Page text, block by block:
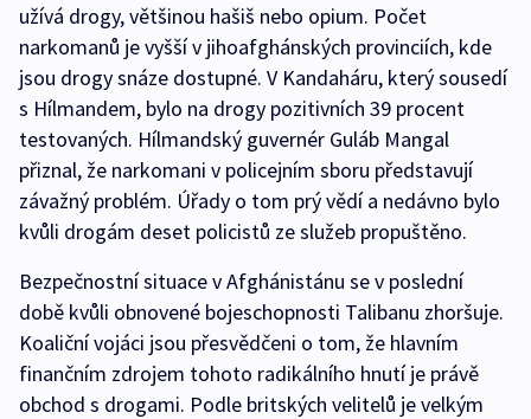
užívá drogy, většinou hašiš nebo opium. Počet
narkomanů je vyšší v jihoafghánských provinciích, kde
jsou drogy snáze dostupné. V Kandaháru, který sousedí
s Hílmandem, bylo na drogy pozitivních 39 procent
testovaných. Hílmandský guvernér Guláb Mangal
přiznal, že narkomani v policejním sboru představují
závažný problém. Úřady o tom prý vědí a nedávno bylo
kvůli drogám deset policistů ze služeb propuštěno.
Bezpečnostní situace v Afghánistánu se v poslední
době kvůli obnovené bojeschopnosti Talibanu zhoršuje.
Koaliční vojáci jsou přesvědčeni o tom, že hlavním
finančním zdrojem tohoto radikálního hnutí je právě
obchod s drogami. Podle britských velitelů je velkým